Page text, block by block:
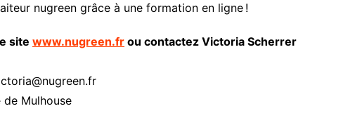
nugreen grâce à une formation en ligne !
site www.nugreen.fr ou contactez Victoria Scherrer
Mulhouse